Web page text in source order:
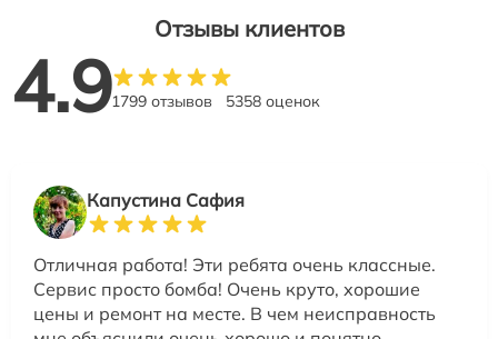
Отзывы клиентов
4.91799 отзывов 5358 оценок
Капустина Сафия
Отличная работа! Эти ребята очень классные.
Сервис просто бомба! Очень круто, хорошие
цены и ремонт на месте. В чем неисправность